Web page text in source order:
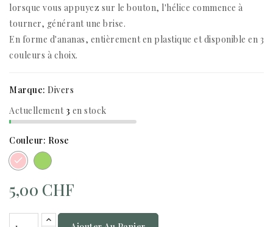
lorsque vous appuyez sur le bouton, l'hélice commence à
tourner, générant une brise.
En forme d'ananas, entièrement en plastique et disponible en 3
couleurs à choix.
Marque: Divers
Actuellement3 en stock
Couleur: Rose
Rose Vert
5,00 CHF